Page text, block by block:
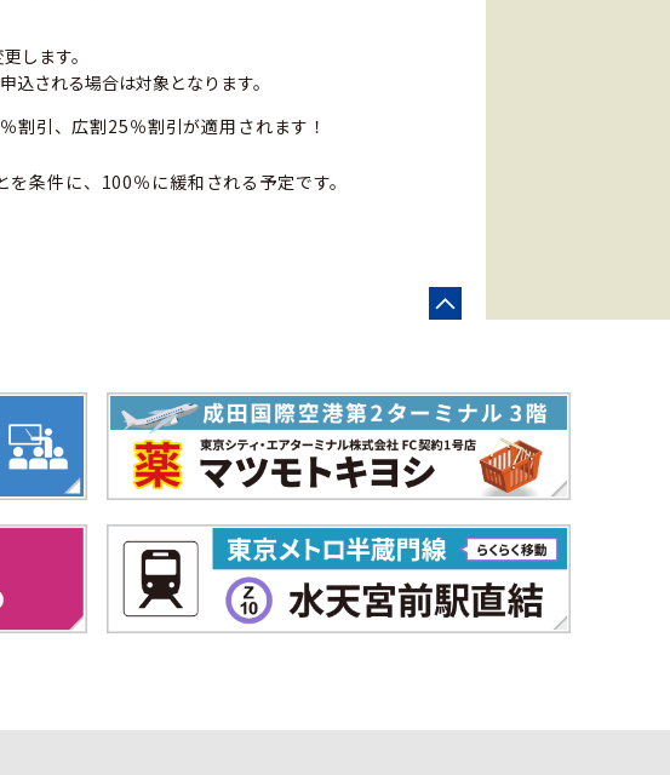
します。
される場合は対象となります。
割引、広割25％割引が適用されます！
条件に、100％に緩和される予定です。